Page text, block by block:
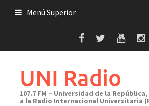
Menú Superior
UNI Radio
107.7 FM – Universidad de la
a la Radio Internacional Universitaria